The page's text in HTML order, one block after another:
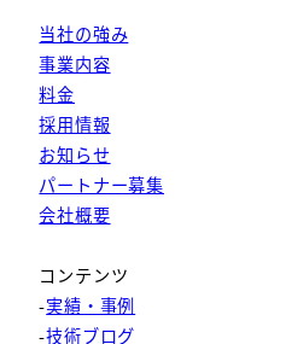
当社の強み
事業内容
料金
採用情報
お知らせ
パートナー募集
会社概要
コンテンツ
-実績・事例
-技術ブログ